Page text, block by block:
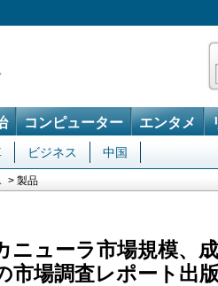
コンピューター エンタメ
ビジネス 中国
> 製品
ニューラ市場規模、
市場調査レポート出